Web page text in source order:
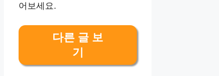
어보세요.
다른 글 보
기